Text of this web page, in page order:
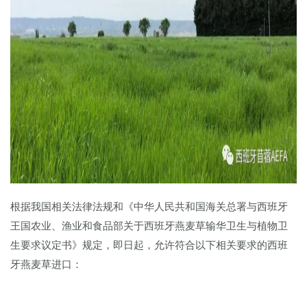
根据我国相关法律法规和《中华人民共和国海关总署与西班牙
王国农业、渔业和食品部关于西班牙燕麦草输华卫生与植物卫
生要求议定书》规定，即日起，允许符合以下相关要求的西班
牙燕麦草进口：